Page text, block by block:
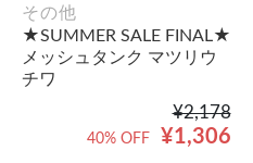
その他
★SUMMER SALE FINAL★
メッシュタンク マツリウ
チワ
¥2,178
¥1,306
40% OFF